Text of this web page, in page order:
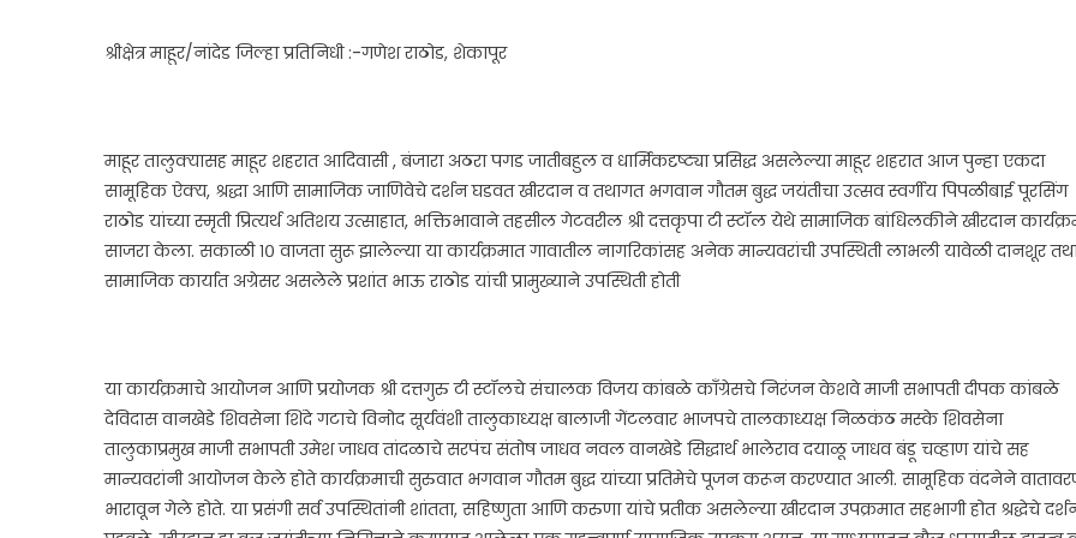
श्रीक्षेत्र माहूर/नांदेड जिल्हा प्रतिनिधी :-गणेश राठोड, शेकापूर
माहूर तालुक्यासह माहूर शहरात आदिवासी , बंजारा अठरा पगड जातीबहुल व धार्मिकदृष्ट्या प्रसिद्ध असलेल्या माहूर शहरात आज पुन्हा एकदा
सामूहिक ऐक्य, श्रद्धा आणि सामाजिक जाणिवेचे दर्शन घडवत खीरदान व तथागत भगवान गौतम बुद्ध जयंतीचा उत्सव स्वर्गीय पिपळीबाई पूरसिंग
राठोड यांच्या स्मृती प्रित्यर्थ अतिशय उत्साहात, भक्तिभावाने तहसील गेटवरील श्री दत्तकृपा टी स्टॉल येथे सामाजिक बांधिलकीने खीरदान
साजरा केला. सकाळी १० वाजता सुरू झालेल्या या कार्यक्रमात गावातील नागरिकांसह अनेक मान्यवरांची उपस्थिती लाभली यावेळी दानशूर
सामाजिक कार्यात अग्रेसर असलेले प्रशांत भाऊ राठोड यांची प्रामुख्याने उपस्थिती होती
या कार्यक्रमाचे आयोजन आणि प्रयोजक श्री दत्तगुरु टी स्टॉलचे संचालक विजय कांबळे काँग्रेसचे निरंजन केशवे माजी सभापती दीपक कांबळे
देविदास वानखेडे शिवसेना शिंदे गटाचे विनोद सूर्यवंशी तालुकाध्यक्ष बालाजी गेंटलवार भाजपचे तालकाध्यक्ष निळकंठ मस्के शिवसेना
तालुकाप्रमुख माजी सभापती उमेश जाधव तांदळाचे सरपंच संतोष जाधव नवल वानखेडे सिद्धार्थ भालेराव दयाळू जाधव बंडू चव्हाण यांचे सह
मान्यवरांनी आयोजन केले होते कार्यक्रमाची सुरुवात भगवान गौतम बुद्ध यांच्या प्रतिमेचे पूजन करून करण्यात आली. सामूहिक वंदनेने
भारावून गेले होते. या प्रसंगी सर्व उपस्थितांनी शांतता, सहिष्णुता आणि करुणा यांचे प्रतीक असलेल्या खीरदान उपक्रमात सहभागी होत श्रद्धेचे